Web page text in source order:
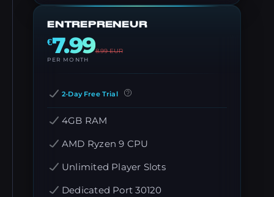
ENTREPRENEUR
€7.998.99EUR
PER MONTH
2-Day Free Trial
4GB RAM
AMD Ryzen 9 CPU
Unlimited Player Slots
Dedicated Port 30120